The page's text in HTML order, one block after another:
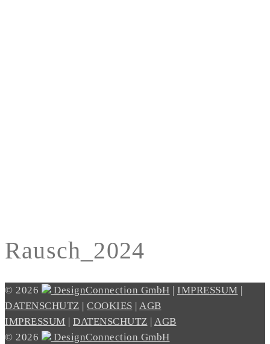
Rausch_2024
© 2026 DesignConnection GmbH IMPRESSUM
DATENSCHUTZ
COOKIES
AGB
IMPRESSUM
DATENSCHUTZ
AGB
© 2026
DesignConnection GmbH